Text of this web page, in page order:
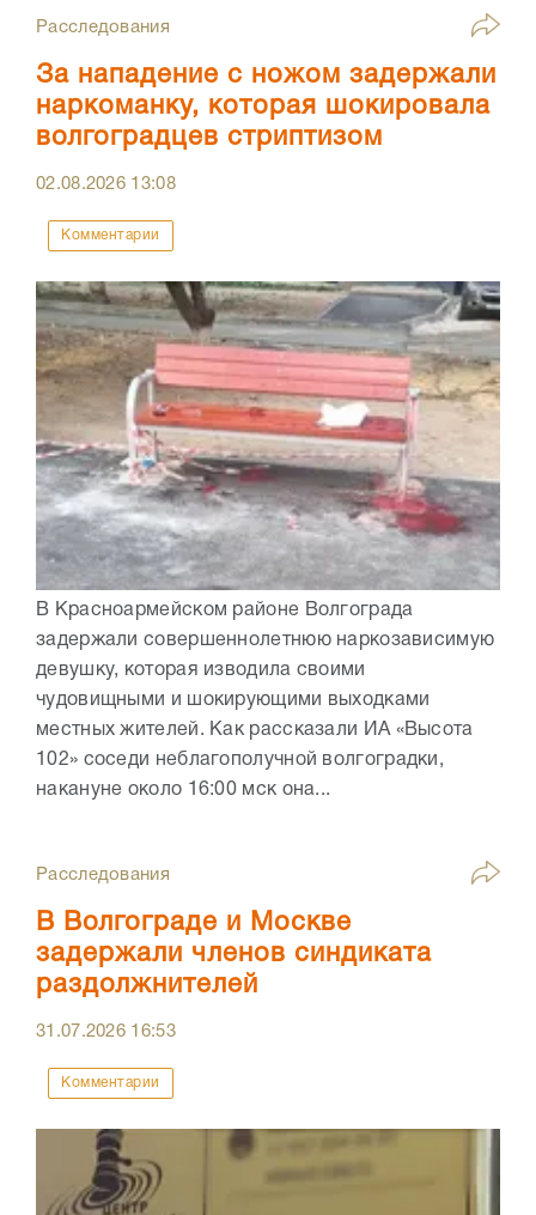
Расследования
За нападение с ножом задержали
наркоманку, которая шокировала
волгоградцев стриптизом
02.08.2026 13:08
Комментарии
В Красноармейском районе Волгограда
задержали совершеннолетнюю наркозависимую
девушку, которая изводила своими
чудовищными и шокирующими выходками
местных жителей. Как рассказали ИА «Высота
102» соседи неблагополучной волгоградки,
накануне около 16:00 мск она...
Расследования
В Волгограде и Москве
задержали членов синдиката
раздолжнителей
31.07.2026 16:53
Комментарии